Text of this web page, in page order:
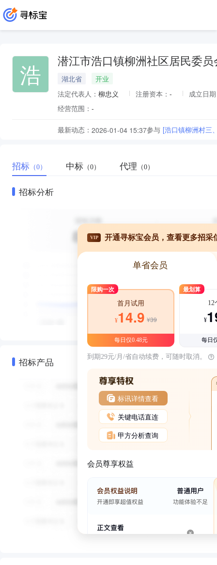
浩 潜江市浩口镇柳洲社区居民委员
湖北省
开业
法定代表人： 柳忠义 注册资本： -
成立日
经营范围： -
最新动态： 2026-01-04 15:37参与 [浩口镇柳洲村三
招标 （0） 中标 （0） 代理 （0）
招标分析
招标产品
VIP 开通寻标宝会员，查看更多招采
单省会员
限购一次
首月试用
¥14.9 ¥39
每日仅0.48元
最划算
12
¥
每日
到期29元/月/省自动续费，可随时取消。
标讯详情查看
关键电话直连
甲方分析查询
会员尊享权益